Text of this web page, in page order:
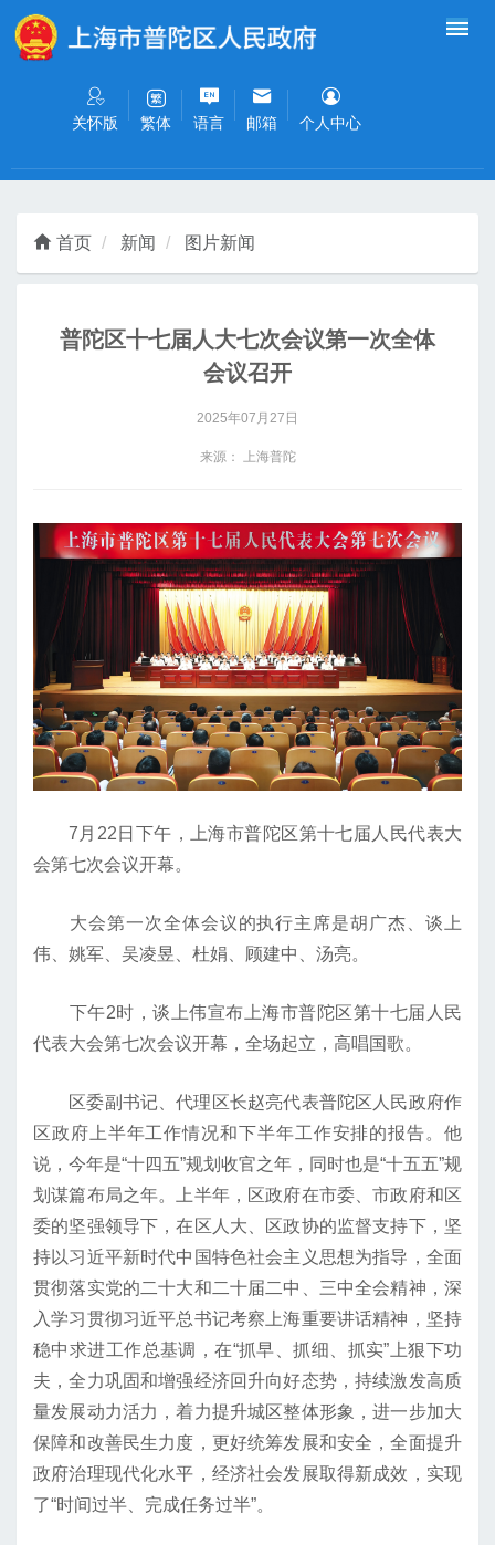
无障碍操作说明
关怀版 繁体 语言 邮箱 个人中心
首页 新闻 图片新闻
普陀区十七届人大七次会议第一次全体
会议召开
2025年07月27日
来源： 上海普陀
7月22日下午，上海市普陀区第十七届人民代表大
会第七次会议开幕。
大会第一次全体会议的执行主席是胡广杰、谈上
伟、姚军、吴凌昱、杜娟、顾建中、汤亮。
下午2时，谈上伟宣布上海市普陀区第十七届人民
代表大会第七次会议开幕，全场起立，高唱国歌。
区委副书记、代理区长赵亮代表普陀区人民政府作
区政府上半年工作情况和下半年工作安排的报告。他
说，今年是“十四五”规划收官之年，同时也是“十五五”规
划谋篇布局之年。上半年，区政府在市委、市政府和区
委的坚强领导下，在区人大、区政协的监督支持下，坚
持以习近平新时代中国特色社会主义思想为指导，全面
贯彻落实党的二十大和二十届二中、三中全会精神，深
入学习贯彻习近平总书记考察上海重要讲话精神，坚持
稳中求进工作总基调，在“抓早、抓细、抓实”上狠下功
夫，全力巩固和增强经济回升向好态势，持续激发高质
量发展动力活力，着力提升城区整体形象，进一步加大
保障和改善民生力度，更好统筹发展和安全，全面提升
政府治理现代化水平，经济社会发展取得新成效，实现
了“时间过半、完成任务过半”。